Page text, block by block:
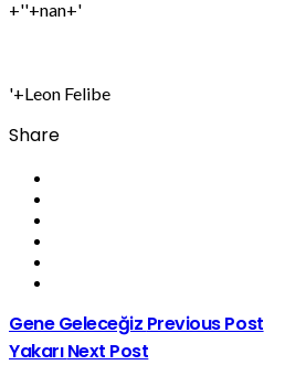
+''+nan+'
'+Leon Felibe
Share
Gene Geleceğiz Previous Post
YakarıNext Post